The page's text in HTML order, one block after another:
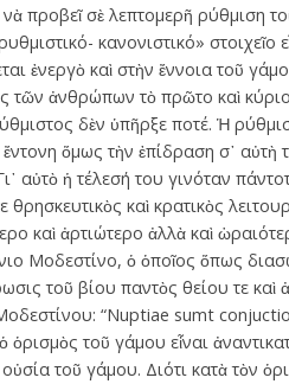
προβεῖ σὲ λεπτομερῆ ρύθμιση
κανονιστικό»
ἐνεργὸ καὶ στὴν ἔννοια τοῦ
τῶν ἀνθρώπων τὸ πρῶτο καὶ
δὲν ὑπῆρξε ποτέ. Ἡ
ὅμως τὴν ἐπίδραση σ᾽
αὐτὸ ἡ τέλεσή του γινόταν
θρησκευτικὸς καὶ κρατικὸς
καὶ ἀρτιώτερο ἀλλὰ καὶ
Μοδεστίνο, ὁ ὁποῖος ὅπως
τοῦ βίου παντὸς θείου τε
“Nuptiae sumt
ὁρισμὸς τοῦ γάμου εἶναι
τοῦ γάμου. Διότι κατὰ τὸν